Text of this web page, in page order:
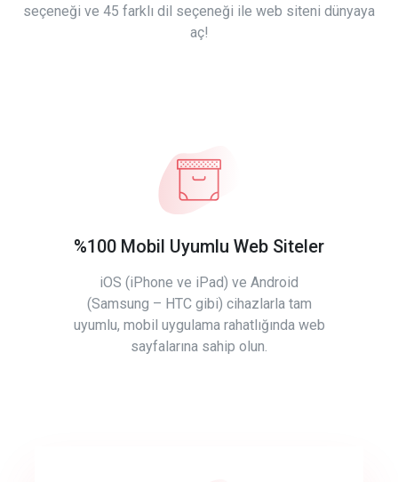
seçeneği ve 45 farklı dil seçeneği ile web siteni dünyaya
aç!
%100 Mobil Uyumlu Web Siteler
iOS (iPhone ve iPad) ve Android
(Samsung – HTC gibi) cihazlarla tam
uyumlu, mobil uygulama rahatlığında web
sayfalarına sahip olun.